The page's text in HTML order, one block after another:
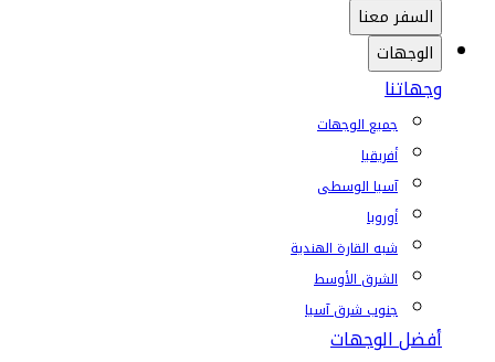
السفر معنا
الوجهات
وجهاتنا
جميع الوجهات
أفريقيا
آسيا الوسطى
أوروبا
شبه القارة الهندية
الشرق الأوسط
جنوب شرق آسيا
أفضل الوجهات